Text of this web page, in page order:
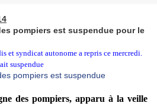
pompiers est suspendue pour le
et syndicat autonome a repris ce mercredi.
suspendue
des pompiers, apparu à la veille